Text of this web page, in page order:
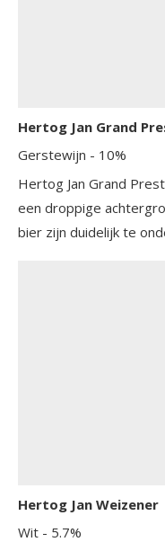
Hertog Jan Grand
Gerstewijn - 10%
Hertog Jan Grand
een droppige
bier zijn duidelijk te
Hertog Jan Weizener
Wit - 5.7%